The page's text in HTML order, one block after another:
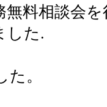
無料相談会
した.
。